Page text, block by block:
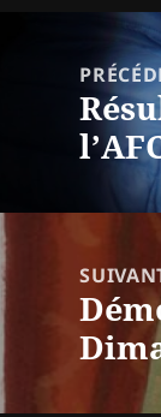
Article
Article